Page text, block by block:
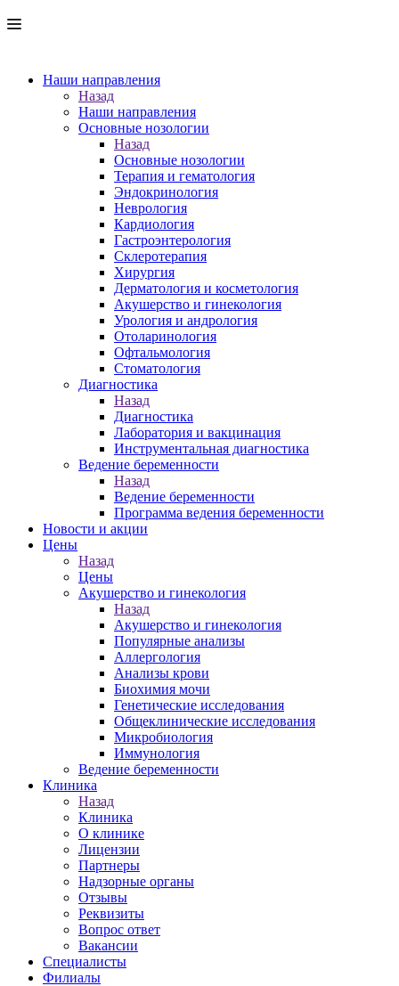
Наши направления
Назад
Наши направления
Основные нозологии
Назад
Основные нозологии
Терапия и гематология
Эндокринология
Неврология
Кардиология
Гастроэнтерология
Склеротерапия
Хирургия
Дерматология и косметология
Акушерство и гинекология
Урология и андрология
Отоларинология
Офтальмология
Стоматология
Диагностика
Назад
Диагностика
Лаборатория и вакцинация
Инструментальная диагностика
Ведение беременности
Назад
Ведение беременности
Программа ведения беременности
Новости и акции
Цены
Назад
Цены
Акушерство и гинекология
Назад
Акушерство и гинекология
Популярные анализы
Аллергология
Анализы крови
Биохимия мочи
Генетические исследования
Общеклинические исследования
Микробиология
Иммунология
Ведение беременности
Клиника
Назад
Клиника
О клинике
Лицензии
Партнеры
Надзорные органы
Отзывы
Реквизиты
Вопрос ответ
Вакансии
Специалисты
Филиалы